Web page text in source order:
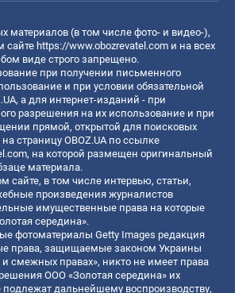
материалов (в том числе фото- и видео-),
сайте https://www.obozrevatel.com и на всех
виде строго запрещено.
при получении письменного
и при условии обязательной
а для интернет-изданий - при
разрешения на их использование и при
прямой, открытой для поисковых
страницу OBOZ.UA по ссылке
, на которой размещен оригинальный
материала.
сайте, в том числе интервью, статьи,
произведения журналистов
имущественные права на которые
середина».
фотоматериалы Getty Images редакция
права, защищаемые законом Украины
и смежных правах», никто не имеет права
ООО «Золотая середина» их
подлежат дальнейшему воспроизводству,